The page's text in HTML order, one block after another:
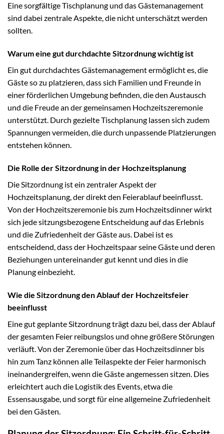
Eine sorgfältige Tischplanung und das Gästemanagement
sind dabei zentrale Aspekte, die nicht unterschätzt werden
sollten.
Warum eine gut durchdachte Sitzordnung wichtig ist
Ein gut durchdachtes Gästemanagement ermöglicht es, die
Gäste so zu platzieren, dass sich Familien und Freunde in
einer förderlichen Umgebung befinden, die den Austausch
und die Freude an der gemeinsamen Hochzeitszeremonie
unterstützt. Durch gezielte Tischplanung lassen sich zudem
Spannungen vermeiden, die durch unpassende Platzierungen
entstehen können.
Die Rolle der Sitzordnung in der Hochzeitsplanung
Die Sitzordnung ist ein zentraler Aspekt der
Hochzeitsplanung, der direkt den Feierablauf beeinflusst.
Von der Hochzeitszeremonie bis zum Hochzeitsdinner wirkt
sich jede sitzungsbezogene Entscheidung auf das Erlebnis
und die Zufriedenheit der Gäste aus. Dabei ist es
entscheidend, dass der Hochzeitspaar seine Gäste und deren
Beziehungen untereinander gut kennt und dies in die
Planung einbezieht.
Wie die Sitzordnung den Ablauf der Hochzeitsfeier
beeinflusst
Eine gut geplante Sitzordnung trägt dazu bei, dass der Ablauf
der gesamten Feier reibungslos und ohne größere Störungen
verläuft. Von der Zeremonie über das Hochzeitsdinner bis
hin zum Tanz können alle Teilaspekte der Feier harmonisch
ineinandergreifen, wenn die Gäste angemessen sitzen. Dies
erleichtert auch die Logistik des Events, etwa die
Essensausgabe, und sorgt für eine allgemeine Zufriedenheit
bei den Gästen.